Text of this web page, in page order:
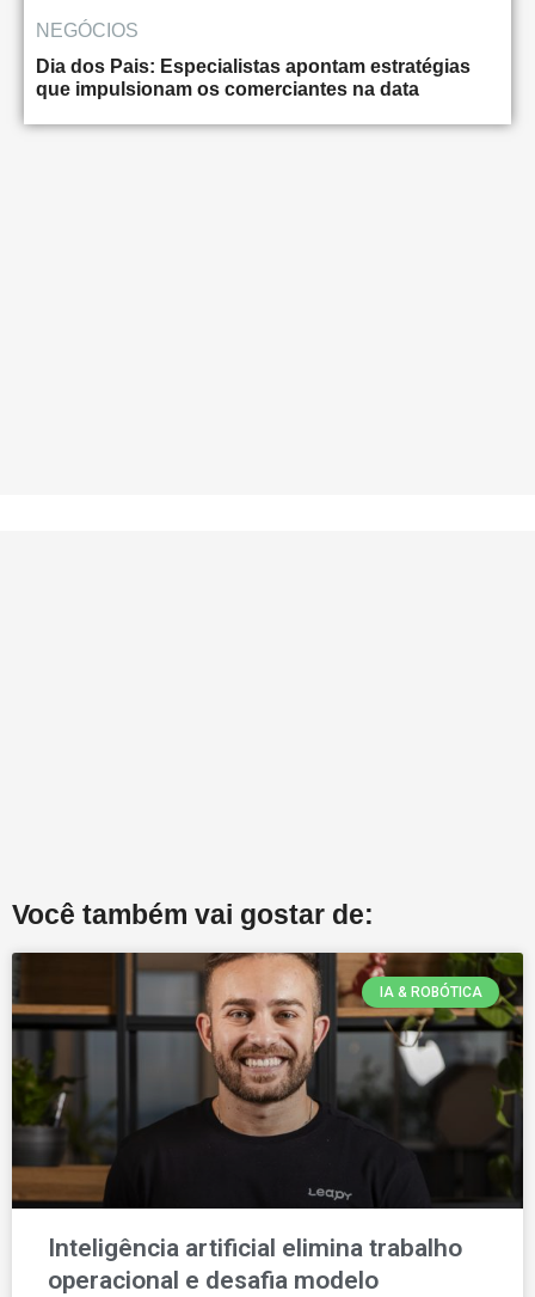
NEGÓCIOS
Dia dos Pais: Especialistas apontam estratégias
que impulsionam os comerciantes na data
Você também vai gostar de:
IA & ROBÓTICA
Inteligência artificial elimina trabalho
operacional e desafia modelo